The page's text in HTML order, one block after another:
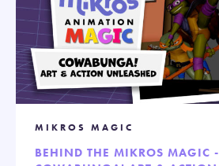
MIKROS MAGIC
BEHIND THE MIKROS MAGIC -